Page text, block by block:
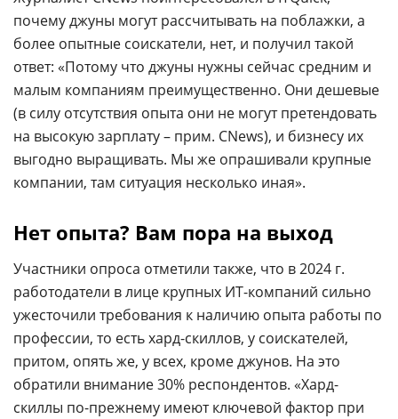
почему джуны могут рассчитывать на поблажки, а
более опытные соискатели, нет, и получил такой
ответ: «Потому что джуны нужны сейчас средним и
малым компаниям преимущественно. Они дешевые
(в силу отсутствия опыта они не могут претендовать
на высокую зарплату – прим. CNews), и бизнесу их
выгодно выращивать. Мы же опрашивали крупные
компании, там ситуация несколько иная».
Нет опыта? Вам пора на выход
Участники опроса отметили также, что в 2024 г.
работодатели в лице крупных ИТ-компаний сильно
ужесточили требования к наличию опыта работы по
профессии, то есть хард-скиллов, у соискателей,
притом, опять же, у всех, кроме джунов. На это
обратили внимание 30% респондентов. «Хард-
скиллы по-прежнему имеют ключевой фактор при